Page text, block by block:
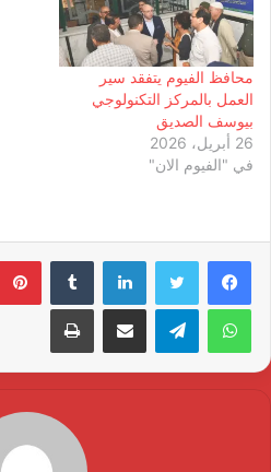
محافظ الفيوم يتفقد سير
العمل بالمركز التكنولوجي
بيوسف الصديق
26 أبريل، 2026
في "الفيوم الان"
لينكدإن
واتساب تيلقرام مشاركة عبر البريد طباعة